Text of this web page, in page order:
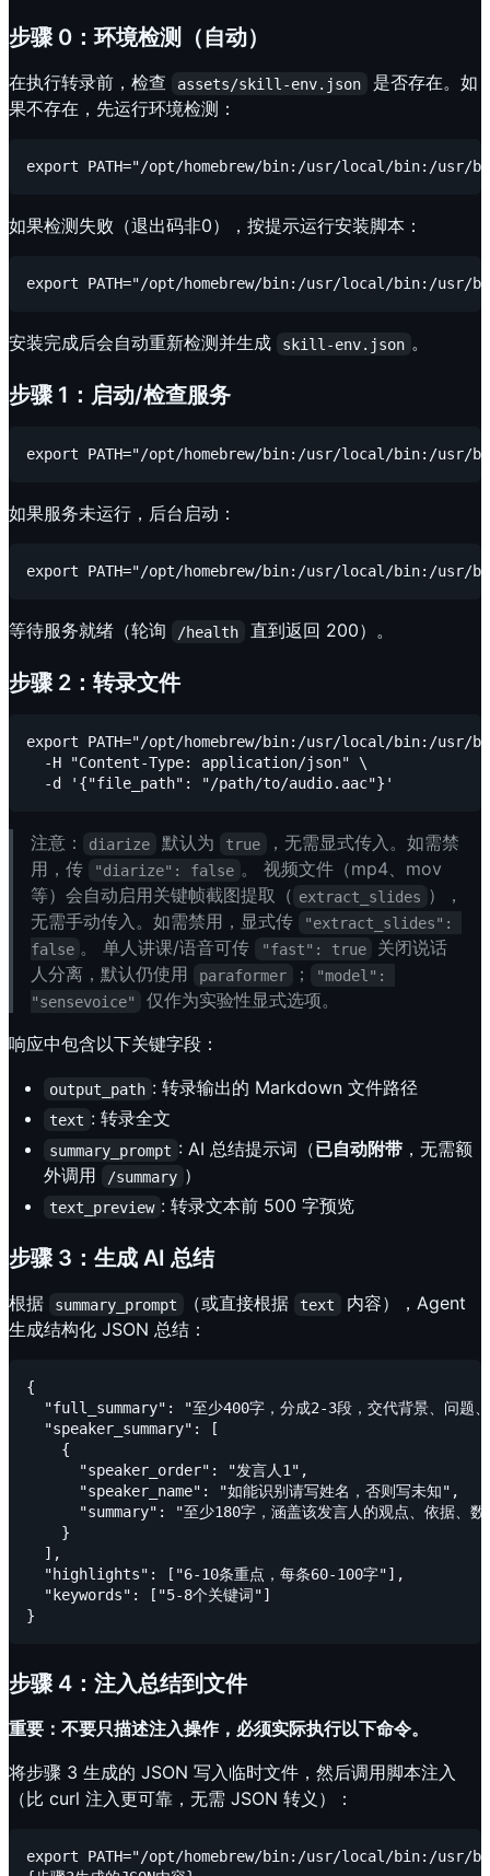
步骤 0：环境检测（自动）
在执行转录前，检查 assets/skill-env.json
是否存在。如
果不存在，先运行环境检测：
如果检测失败（退出码非0），按提示运行安装脚本：
安装完成后会自动重新检测并生成 skill-env.json 。
步骤 1：启动/检查服务
如果服务未运行，后台启动：
等待服务就绪（轮询 /health 直到返回 200）。
步骤 2：转录文件
export PATH="/opt/homebrew/bin:/usr/local/bin:/
  -H "Content-Type: application/json" \
注意： diarize 默认为 true
，无需显式传入。如需禁
用，传
"diarize": false 。 视频文件（mp4、mov
等）会自动启用关键帧截图提取（ extract_slides ），
无需手动传入。如需禁用，显式传
"extract_slides":
false 。 单人讲课/语音可传 "fast": true
关闭说话
人分离，默认仍使用
paraformer ；
"model":
"sensevoice"
仅作为实验性显式选项。
响应中包含以下关键字段：
output_path : 转录输出的 Markdown 文件路径
text : 转录全文
summary_prompt : AI 总结提示词（已自动附带，无需额
外调用
/summary ）
text_preview : 转录文本前 500 字预览
步骤 3：生成 AI 总结
根据 summary_prompt （或直接根据 text
内容），Agent
生成结构化 JSON 总结：
{
"full_summary": "至少400字，分成2-3段，交代背景、问题
  "speaker_summary": [
    {
      "speaker_order": "发言人1",
      "speaker_name": "如能识别请写姓名，否则写未知",
"summary": "至少180字，涵盖该发言人的观点、依据、数
    }
  ],
  "highlights": ["6-10条重点，每条60-100字"],
  "keywords": ["5-8个关键词"]
步骤 4：注入总结到文件
重要：不要只描述注入操作，必须实际执行以下命令。
将步骤 3 生成的 JSON 写入临时文件，然后调用脚本注入
（比 curl 注入更可靠，无需 JSON 转义）：
export PATH="/opt/homebrew/bin:/usr/local/bin:/usr/